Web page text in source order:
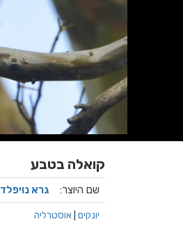
קואלה בטבע
שם היוצר: גרא נויפלד
יונקים אוסטרליה